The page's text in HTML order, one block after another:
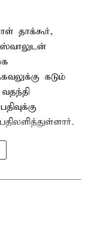
தாக்கூர்,
கடும்